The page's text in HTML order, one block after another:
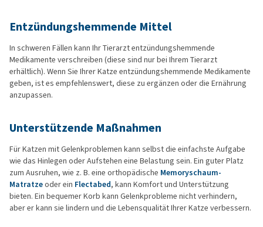
Entzündungshemmende Mittel
In schweren Fällen kann Ihr Tierarzt entzündungshemmende
Medikamente verschreiben (diese sind nur bei Ihrem Tierarzt
erhältlich). Wenn Sie Ihrer Katze entzündungshemmende Medikamente
geben, ist es empfehlenswert, diese zu ergänzen oder die Ernährung
anzupassen.
Unterstützende Maßnahmen
Für Katzen mit Gelenkproblemen kann selbst die einfachste Aufgabe
wie das Hinlegen oder Aufstehen eine Belastung sein. Ein guter Platz
zum Ausruhen, wie z. B. eine orthopädische Memoryschaum-
Matratzeoder ein Flectabed, kann Komfort und Unterstützung
bieten. Ein bequemer Korb kann Gelenkprobleme nicht verhindern,
aber er kann sie lindern und die Lebensqualität Ihrer Katze verbessern.